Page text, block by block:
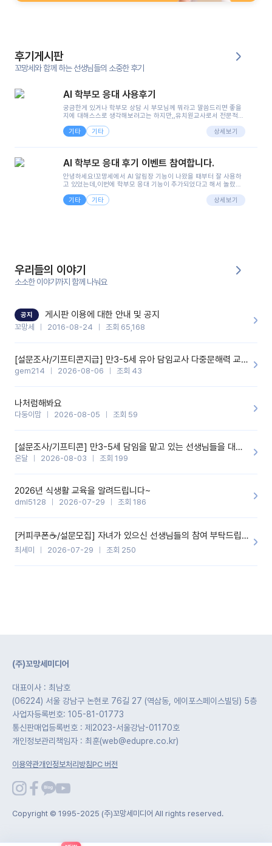
후기게시판
꼬망세와 함께 하는 선생님들의 소중한 후기
AI 학부모 응대 사용후기
궁금한게 있거나 학부모 상담 시 부모님께 뭐라고 말씀드리면 좋을
지에 대해스스로 생각해보려고는 하지만,,유치원교사로서 전문적인
려니 어려울때가...^^(저만 그런거 아니죠 ㅜㅜ)꼬망봇의 장점은 지
피티나 제미나이는 몇세이고 여자인지 남자인지 등그래도 좀 기본
정보를 제공하면서 물어봐야할 때가 있어그때마다 정보를 입력하는
으셔서 고민이 됐는데ai 학부모 응대를 써볼 수 있어서 좋았어요!앞
면..)그리고 제가 신입 때 이게 있었더라면 ㅜㅜㅜㅜ?응대 팁이 정말
좋은거 같아요지금은 그래도 아이들이 잘 이해 되지만초임 때는 정
말 어려워서 항상다른 선생님들께 도움을 요청했었거든요..ㅠ*일지
쓸 때도 좀 도움이 되는 거 같아요!
기타 기타 상세보기
AI 학부모 응대 후기 이벤트 참여합니다.
안녕하세요!꼬망세에서 AI 알림장 기능이 나왔을 때부터 잘 사용하
고 있었는데,이번에 학부모 응대 기능이 추가되었다고 해서 놀랐습
님 응대에 더 많은 부담을 느끼고 있습니다 ㅠㅠ이번에 제가 원에서
겪은 일과 학부모님께 전달드렸던 내용을 함께 보시고,저와 비슷한
을 많이 하는데,꼬망봇 덕분에 고민하는 시간을 줄이고 학부모님을
안심시킬 수 있었습니다.이 부분은 꼬망봇이 추가로 알려준 응대 tip
입니다.학부모님께 전화를 드리기 전에, 내용을 숙지하여 좀 더 전문
성 있는 교사가 되어 대화를 나눌 수 있었습니다.꼬망세 AI학부모 응
기능을 개발해 주셔서 감사합니다.
기타 기타 상세보기
우리들의 이야기
소소한 이야기까지 함께 나눠요
공지 게시판 이용에 대한 안내 및 공지
꼬망세 2016-08-24 조회 65,168
[설문조사/기프티콘지급] 만3-5세 유아 담임교사 다중문해력 교육 증진을 위한 설문조사
gem214 2026-08-06 조회 43
나처럼해봐요
다둥이맘 2026-08-05 조회 59
[설문조사/기프티콘] 만3-5세 담임을 맡고 있는 선생님들을 대상으로 설문조사를 합니다!
온달 2026-08-03 조회 199
2026년 식생활 교육을 알려드립니다~
dml5128 2026-07-29 조회 186
[커피쿠폰☕️/설문모집] 자녀가 있으신 선생님들의 참여 부탁드립니다!!
최세미 2026-07-29 조회 250
(주)꼬망세미디어
대표이사 : 최남호
(06224) 서울 강남구 논현로 76길 27 (역삼동, 에이포스페이스빌딩) 5층
사업자등록번호: 105-81-01773
통신판매업등록번호 : 제2023-서울강남-01170호
개인정보관리책임자 : 최훈(web@edupre.co.kr)
이용약관개인정보처리방침PC 버전
Copyright © 1995-2025 (주)꼬망세미디어 All rights reserved.